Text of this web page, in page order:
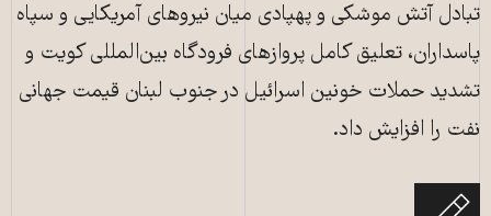
تبادل آتش موشکی و پهپادی میان نیروهای آمریکایی و سپاه
پاسداران، تعلیق کامل پروازهای فرودگاه بین‌المللی کویت و
تشدید حملات خونین اسرائیل در جنوب لبنان قیمت جهانی
نفت را افزایش داد.